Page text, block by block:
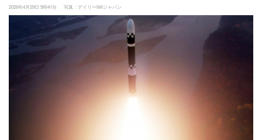
2026年4月29日 5時41分 写真：デイリーNKジャパン